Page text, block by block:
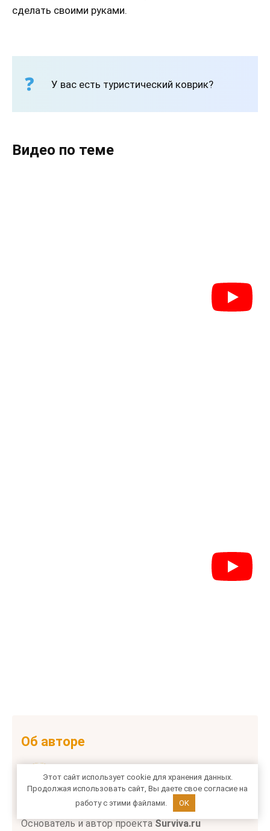
сделать своими руками.
У вас есть туристический коврик?
Видео по теме
Об авторе
Константин Слабунов
Основатель и автор проекта Surviva.ru
Этот сайт использует cookie для хранения данных.
Продолжая использовать сайт, Вы даете свое согласие на
работу с этими файлами.
OK